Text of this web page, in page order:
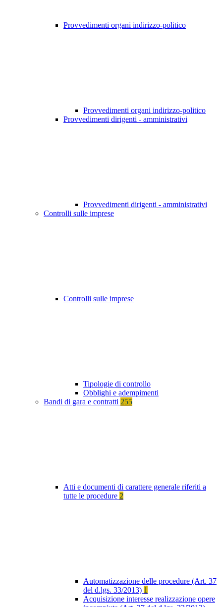
Provvedimenti organi indirizzo-politico
Provvedimenti organi indirizzo-politico
Provvedimenti dirigenti - amministrativi
Provvedimenti dirigenti - amministrativi
Controlli sulle imprese
Controlli sulle imprese
Tipologie di controllo
Obblighi e adempimenti
Bandi di gara e contratti 255
Atti e documenti di carattere generale riferiti a
tutte le procedure 2
Automatizzazione delle procedure (Art. 37
del d.lgs. 33/2013) 1
Acquisizione interesse realizzazione opere